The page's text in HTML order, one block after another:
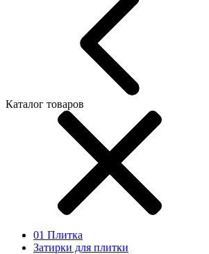
Каталог товаров
01 Плитка
Затирки для плитки